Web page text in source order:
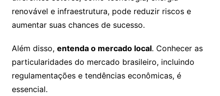
renovável e infraestrutura, pode reduzir riscos e
aumentar suas chances de sucesso.
Além disso, entenda o mercado local. Conhecer as
particularidades do mercado brasileiro, incluindo
regulamentações e tendências econômicas, é
essencial.